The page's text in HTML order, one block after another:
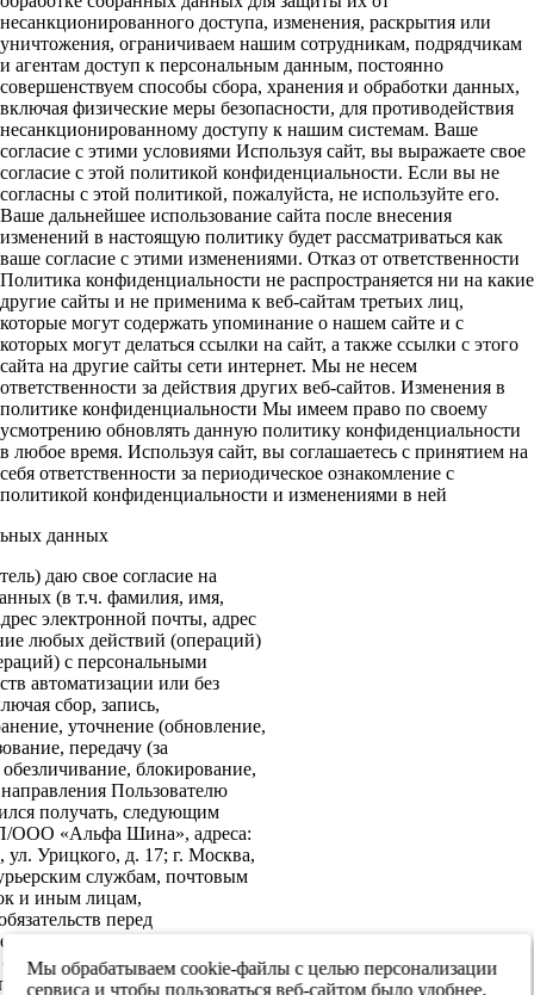
несанкционированного доступа, изменения, раскрытия или
уничтожения, ограничиваем нашим сотрудникам, подрядчикам
и агентам доступ к персональным данным, постоянно
совершенствуем способы сбора, хранения и обработки данных,
включая физические меры безопасности, для противодействия
несанкционированному доступу к нашим системам. Ваше
согласие с этими условиями Используя сайт, вы выражаете свое
согласие с этой политикой конфиденциальности. Если вы не
согласны с этой политикой, пожалуйста, не используйте его.
Ваше дальнейшее использование сайта после внесения
изменений в настоящую политику будет рассматриваться как
ваше согласие с этими изменениями. Отказ от ответственности
Политика конфиденциальности не распространяется ни на какие
другие сайты и не применима к веб-сайтам третьих лиц,
которые могут содержать упоминание о нашем сайте и с
которых могут делаться ссылки на сайт, а также ссылки с этого
сайта на другие сайты сети интернет. Мы не несем
ответственности за действия других веб-сайтов. Изменения в
политике конфиденциальности Мы имеем право по своему
усмотрению обновлять данную политику конфиденциальности
в любое время. Используя сайт, вы соглашаетесь с принятием на
себя ответственности за периодическое ознакомление с
политикой конфиденциальности и изменениями в ней
данных
даю свое согласие на
(в т.ч. фамилия, имя,
электронной почты, адрес
любых действий (операций)
с персональными
автоматизации или без
сбор, запись,
уточнение (обновление,
передачу (за
блокирование,
Пользователю
получать, следующим
ООО «Альфа Шина», адреса:
Урицкого, д. 17; г. Москва,
службам, почтовым
и иным лицам,
перед
на передачу в
информационной
данных третьим
Мы обрабатываем cookie-файлы с целью персонализации
сервиса и чтобы пользоваться веб-сайтом было удобнее.